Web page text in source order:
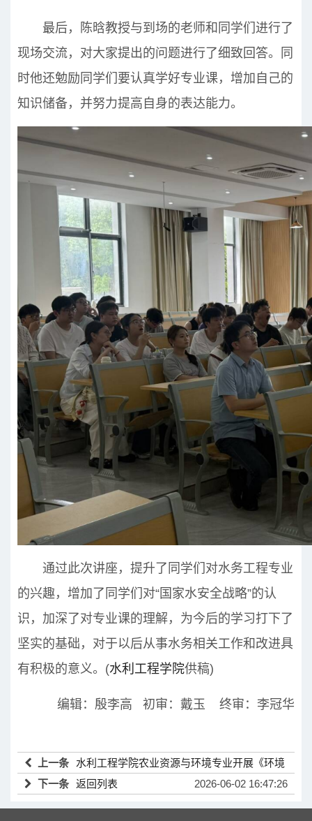
最后，陈晗教授与到场的老师和同学们进行了
现场交流，对大家提出的问题进行了细致回答。同
时他还勉励同学们要认真学好专业课，增加自己的
知识储备，并努力提高自身的表达能力。
通过此次讲座，提升了同学们对水务工程专业
的兴趣，增加了同学们对“国家水安全战略”的认
识，加深了对专业课的理解，为今后的学习打下了
坚实的基础，对于以后从事水务相关工作和改进具
有积极的意义。(水利工程学院供稿)
编辑：殷李高 初审：戴玉 终审：李冠华
上一条
水利工程学院农业资源与环境专业开展《环境
样品氮磷分析技术》专题讲座
2026-06-02 16:47:26
下一条 返回列表 2026-06-02 16:47:26